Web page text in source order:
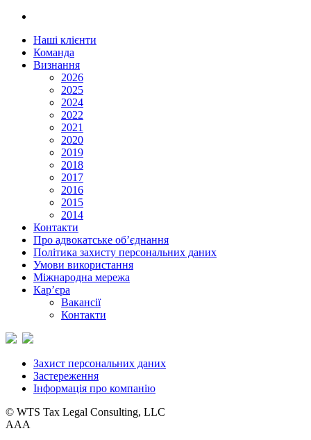
Наші клієнти
Команда
Визнання
2026
2025
2024
2022
2021
2020
2019
2018
2017
2016
2015
2014
Контакти
Про адвокатське об’єднання
Політика захисту персональних даних
Умови використання
Міжнародна мережа
Кар’єра
Вакансії
Контакти
Захист персональних даних
Застереження
Інформація про компанію
© WTS Tax Legal Consulting, LLC
AAA